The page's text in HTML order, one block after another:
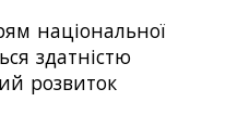
національної
здатністю
розвиток